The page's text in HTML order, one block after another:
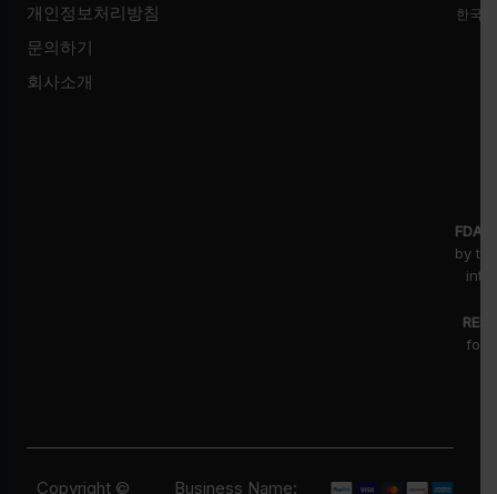
개인정보처리방침
문의하기
회사소개
한국
FDA
by
for
Copyright © Business Name: